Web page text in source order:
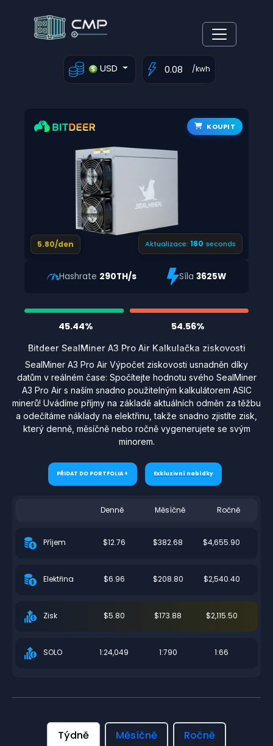
USD /kwh
KOUPIT
5.80/den Aktualizace:179 seconds
Hashrate 290TH/s Síla 3625W
45.44% 54.56%
Bitdeer SealMiner A3 Pro Air Kalkulačka ziskovosti
SealMiner A3 Pro Air Výpočet ziskovosti usnadněn díky
datům v reálném čase: Spočítejte hodnotu svého SealMiner
A3 Pro Air s naším snadno použitelným kalkulátorem ASIC
minerů! Uvádíme příjmy na základě aktuálních odměn za těžbu
a odečítáme náklady na elektřinu, takže snadno zjistíte zisk,
který denně, měsíčně nebo ročně vygenerujete se svým
minorem.
PŘIDAT DO PORTFOLIA + Exkluzivní nabídky
Denně Měsíčně Ročně
Příjem $12.76 $382.68 $4,655.90
Elektřina $6.96 $208.80 $2,540.40
Zisk $5.80 $173.88 $2,115.50
SOLO 1:24,049 1:790 1:66
Týdně Měsíčně Ročně